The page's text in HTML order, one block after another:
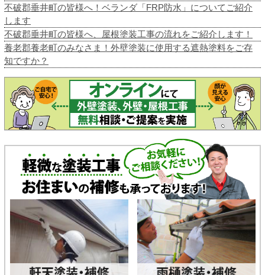
不破郡垂井町の皆様へ！ベランダ「FRP防水」についてご紹介
します
不破郡垂井町の皆様へ、屋根塗装工事の流れをご紹介します！
養老郡養老町のみなさま！外壁塗装に使用する遮熱塗料をご存
知ですか？